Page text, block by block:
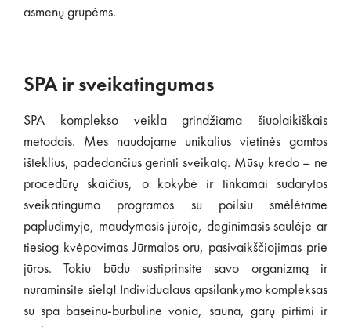
asmenų grupėms.
SPA ir sveikatingumas
SPA komplekso veikla grindžiama šiuolaikiškais
metodais. Mes naudojame unikalius vietinės gamtos
išteklius, padedančius gerinti sveikatą. Mūsų kredo – ne
procedūrų skaičius, o kokybė ir tinkamai sudarytos
sveikatingumo programos su poilsiu smėlėtame
paplūdimyje, maudymasis jūroje, deginimasis saulėje ar
tiesiog kvėpavimas Jūrmalos oru, pasivaikščiojimas prie
jūros. Tokiu būdu sustiprinsite savo organizmą ir
nuraminsite sielą! Individualaus apsilankymo kompleksas
su spa baseinu-burbuline vonia, sauna, garų pirtimi ir